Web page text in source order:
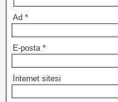
Ad *
E-posta *
İnternet sitesi